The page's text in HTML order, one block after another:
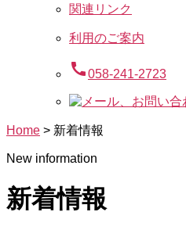
関連リンク
利用のご案内
call058-241-2723
Home > 新着情報
New information
新着情報